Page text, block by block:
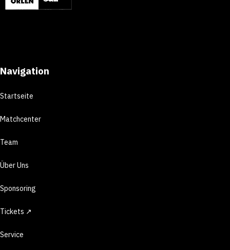
Navigation
Startseite
Matchcenter
Team
Über Uns
Sponsoring
Tickets ↗
Service